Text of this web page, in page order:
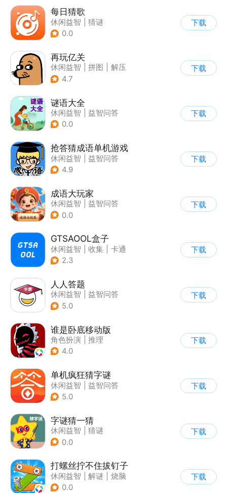
每日猜歌
休闲益智
猜谜
0.0
下载
再玩亿关
休闲益智 拼图
解压
| 解谜
4.7
下载
谜语大全
休闲益智
益智问答
| 猜谜
0.0
下载
抢答猜成语单机游戏
休闲益智
益智问答
| 成语
4.9
下载
成语大玩家
休闲益智
益智问答
| 成语
0.0
下载
GTSAOOL盒子
休闲益智 收集
卡通
2.3
下载
人人答题
休闲益智
益智问答
5.0
下载
谁是卧底移动版
角色扮演
推理
| 谁是卧底
4.0
下载
单机疯狂猜字谜
休闲益智
益智问答
| 猜谜
5.0
下载
字谜猜一猜
休闲益智
猜谜
0.0
下载
打螺丝拧不住拔钉子
休闲益智 解谜
烧脑
| 卡通
0.0
下载